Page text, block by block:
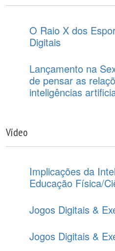
O Raio X dos
Digitais
Lançamento na
de pensar as
inteligências
Vídeo
Implicações da
Educação Física/
Jogos Digitais &
Jogos Digitais &